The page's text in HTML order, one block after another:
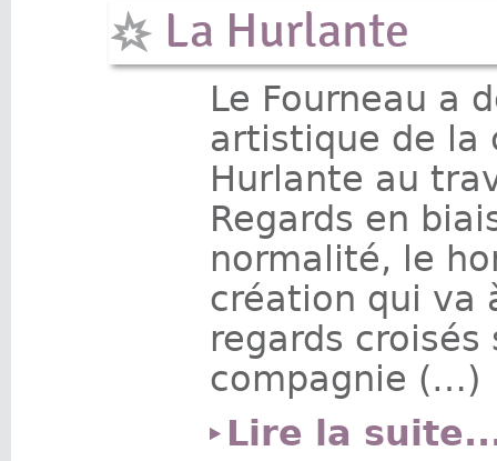
La Hurlante
Le Fourneau a
artistique de la
Hurlante au
Regards en
normalité, le
création qui va
regards
compagnie (…)
Lire la